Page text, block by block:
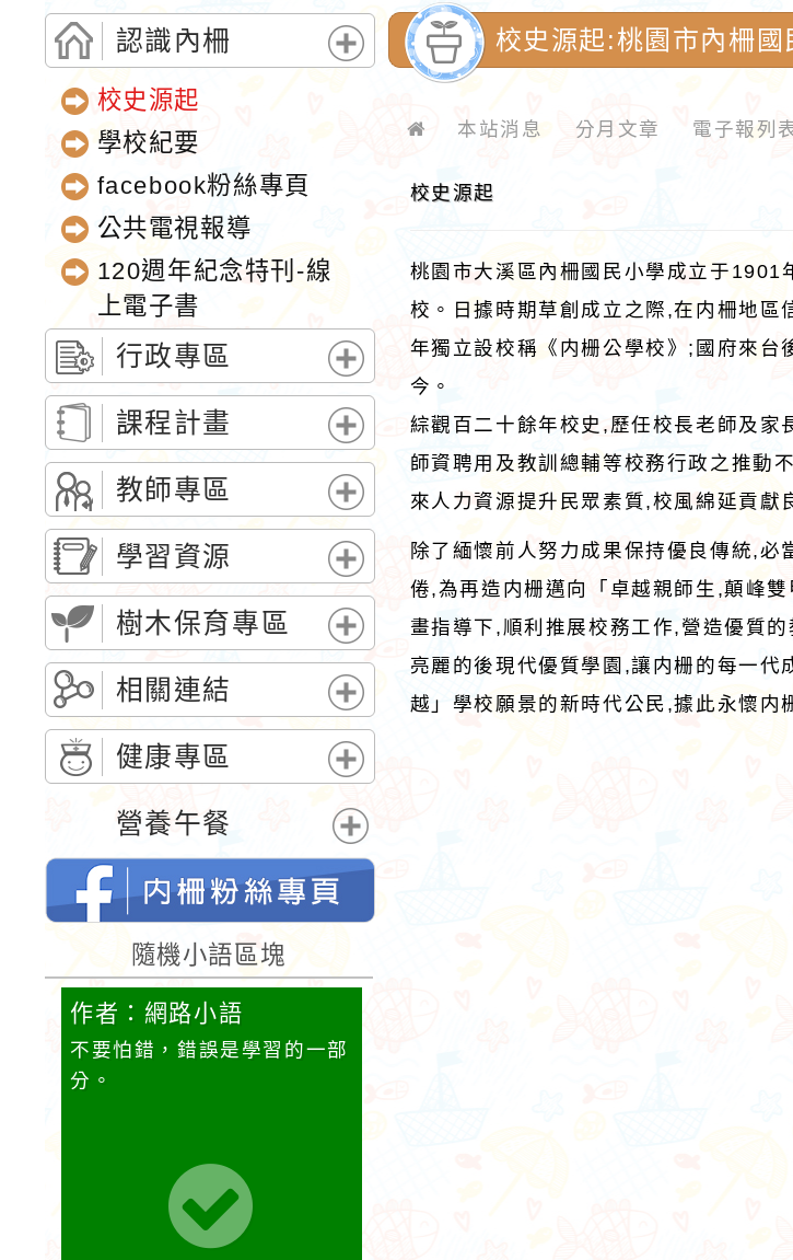
認識內柵
展
校史源起
學校紀要
facebook粉絲專頁
公共電視報導
120週年紀念特刊-線
上電子書
行政專區
展
開
選
單
課程計畫
展
開
選
單
教師專區
展
開
選
單
學習資源
展
開
選
單
樹木保育專區
展
開
選
單
相關連結
展
開
選
單
健康專區
展
開
選
單
營養午餐
展
開
選
隨機小語區塊
作者：網路小語
不要怕錯，錯誤是學習的一部
分。
校史源起:桃園市內柵
本站消息 分月文章 電子報列
校史源起
桃園市大溪區內柵國民小學成立于1901
校。日據時期草創成立之際,在内柵地
年獨立設校稱《内栅公學校》;國府來
今。
綜觀百二十餘年校史,歷任校長老師及
師資聘用及教訓總輔等校務行政之推動
來人力資源提升民眾素質,校風綿延貢獻
除了緬懷前人努力成果保持優良傳統,
倦,為再造内栅邁向「卓越親師生,顛峰
畫指導下,順利推展校務工作,營造優質
亮麗的後現代優質學園,讓内栅的每一
越」學校願景的新時代公民,據此永懷内